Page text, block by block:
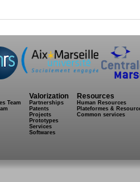
Team
Valorization
Partnerships
Patents
Projects
Prototypes
Services
Softwares
Resources
Human Resources
Plateformes &
Common services